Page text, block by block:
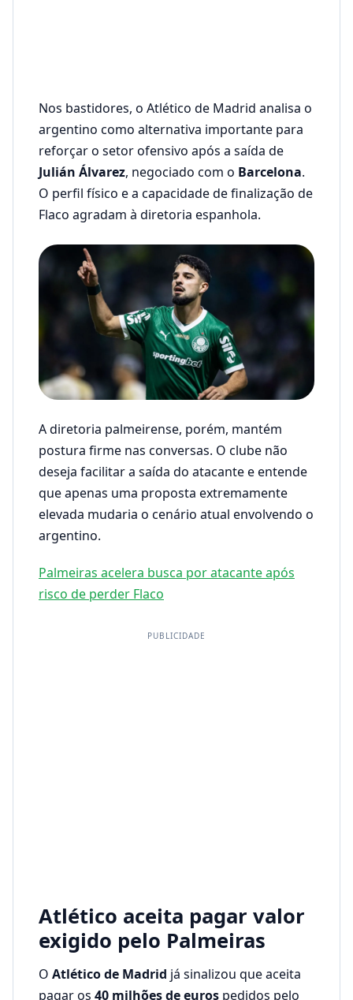
Nos bastidores, o Atlético de Madrid analisa o
argentino como alternativa importante para
reforçar o setor ofensivo após a saída de
Julián Álvarez, negociado com o Barcelona.
O perfil físico e a capacidade de finalização de
Flaco agradam à diretoria espanhola.
A diretoria palmeirense, porém, mantém
postura firme nas conversas. O clube não
deseja facilitar a saída do atacante e entende
que apenas uma proposta extremamente
elevada mudaria o cenário atual envolvendo o
argentino.
Palmeiras acelera busca por atacante após
risco de perder Flaco
PUBLICIDADE
Atlético aceita pagar valor
exigido pelo Palmeiras
O Atlético de Madrid já sinalizou que aceita
pagar os 40 milhões de euros pedidos pelo